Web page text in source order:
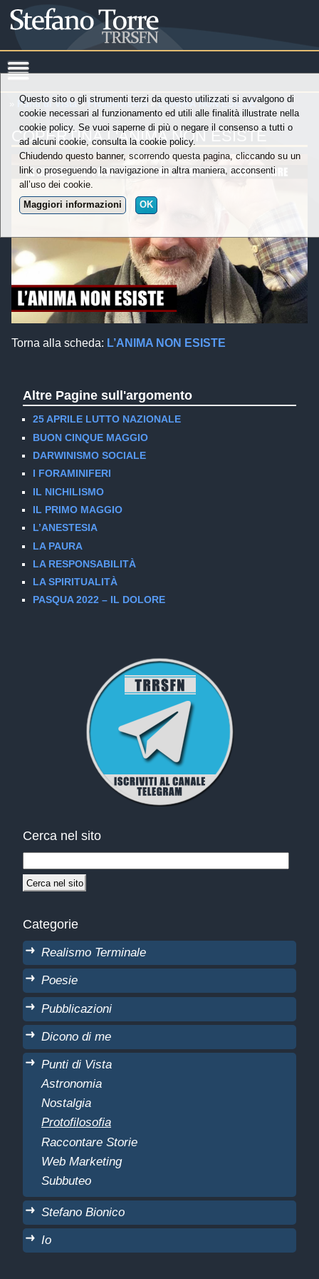
Punti di Vista » Protofilosofia »L’ANIMA NON ESISTE
COPERTINA L'ANIMA NON ESISTE
Torna alla scheda: L’ANIMA NON ESISTE
Altre Pagine sull'argomento
25 APRILE LUTTO NAZIONALE
BUON CINQUE MAGGIO
DARWINISMO SOCIALE
I FORAMINIFERI
IL NICHILISMO
IL PRIMO MAGGIO
L’ANESTESIA
LA PAURA
LA RESPONSABILITÀ
LA SPIRITUALITÀ
PASQUA 2022 – IL DOLORE
Cerca nel sito
Categorie
Realismo Terminale
Poesie
Pubblicazioni
Dicono di me
Punti di Vista
Astronomia
Nostalgia
Protofilosofia
Raccontare Storie
Web Marketing
Subbuteo
Stefano Bionico
Io
Questo sito o gli strumenti terzi da questo utilizzati si avvalgono di
cookie necessari al funzionamento ed utili alle finalità illustrate nella
cookie policy. Se vuoi saperne di più o negare il consenso a tutti o
ad alcuni cookie, consulta la cookie policy.
Chiudendo questo banner, scorrendo questa pagina, cliccando su un
link o proseguendo la navigazione in altra maniera, acconsenti
all’uso dei cookie.
Maggiori informazioni
OK